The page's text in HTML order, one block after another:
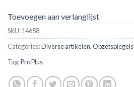
Toevoegen aan verlanglijst
SKU:14658
Categories:Diverse artikelen,Opzetspiegels
Tag:Pro Plus